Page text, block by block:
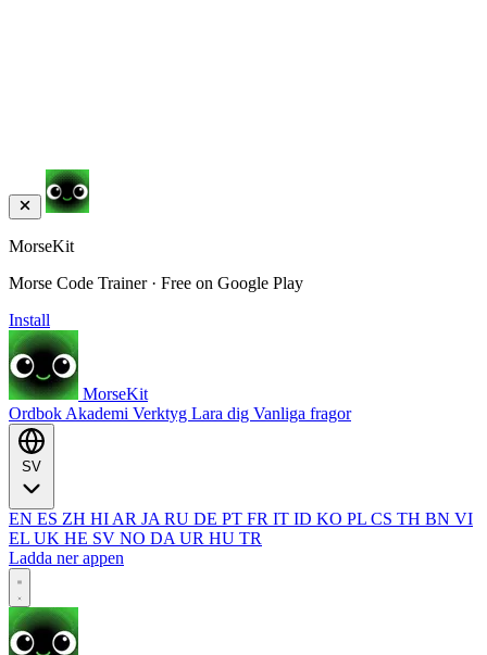
MorseKit
Morse Code Trainer · Free on Google Play
Install
MorseKit
Ordbok Akademi Verktyg Lara dig Vanliga fragor
EN ES ZH HI AR JA RU DE PT FR IT ID KO PL CS TH BN VI
EL UK HE SV NO DA UR HU TR
Ladda ner appen